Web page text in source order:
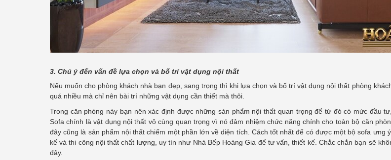
3. Chú ý đến vấn đề lựa chọn và bố trí vật dụng nội thất
Nếu muốn cho phòng khách nhà bạn đẹp, sang trọng thì khi lựa chọn và bố trí vật dụng nội thất phòng
quá nhiều mà chỉ nên bài trí những vật dụng cần thiết mà thôi.
Trong căn phòng này bạn nên xác định được những sản phẩm nội thất quan trọng để từ đó có mức đầu
Sofa chính là vật dụng nội thất vô cùng quan trọng vì nó đảm nhiệm chức năng chính cho toàn bộ căn
đây cũng là sản phẩm nội thất chiếm một phần lớn về diện tích. Cách tốt nhất để có được một bộ sofa ưng
kế và thi công nội thất chất lượng, uy tín như Nhà Bếp Hoàng Gia để tư vấn, thiết kế. Chắc chắn bạn sẽ
đây.